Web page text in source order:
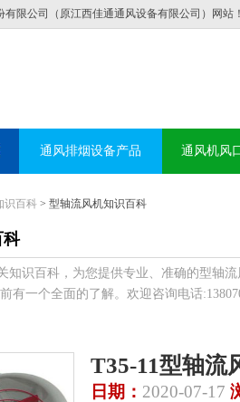
有限公司（原江西佳通通风设备有限公司）网站
通风排烟设备产品 通风机风
识百科> 型轴流风机知识百科
科
知识百科，为您提供专业、准确的型轴
前有一个全面的了解。欢迎咨询电话
T35-11型轴流
日期： 2020-07-17